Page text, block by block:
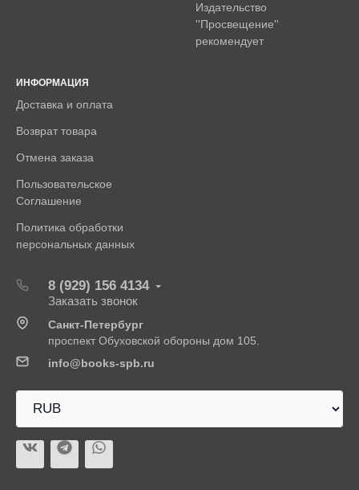
Издательство
''Просвещение''
рекомендует
ИНФОРМАЦИЯ
Доставка и оплата
Возврат товара
Отмена заказа
Пользовательское
Соглашение
Политика обработки
персональных данных
8 (929) 156 4134
Заказать звонок
Санкт-Петербург
проспект Обуховской обороны дом 105.
info@books-spb.ru